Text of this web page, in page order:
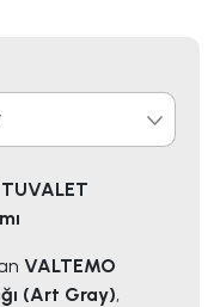
VALTEMO
(Art Gray),